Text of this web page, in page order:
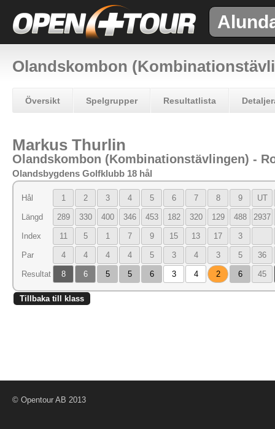
Olandskombon
Översikt Spelgrupper Resultatlista
Markus Thurlin
Olandskombon (Kombinationstävlingen) -
Olandsbygdens Golfklubb 18 hål
Hål 1 2 3 4 5 6 7 8 9 UT
Längd 289 330 400 346 453 182 320 129 488 2937
Index 11 5 1 7 9 15 13 17 3
Par 4 4 4 4 5 3 4 3 5 36
Resultat 8 6 5 5 6 3 4 2 6 45
Tillbaka till klass
© Opentour AB 2013